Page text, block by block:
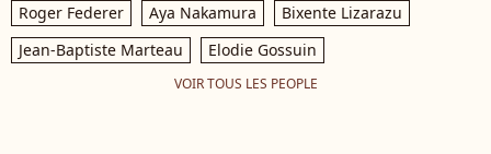
Roger Federer
Aya Nakamura
Bixente Lizarazu
Jean-Baptiste Marteau
Elodie Gossuin
VOIR TOUS LES PEOPLE